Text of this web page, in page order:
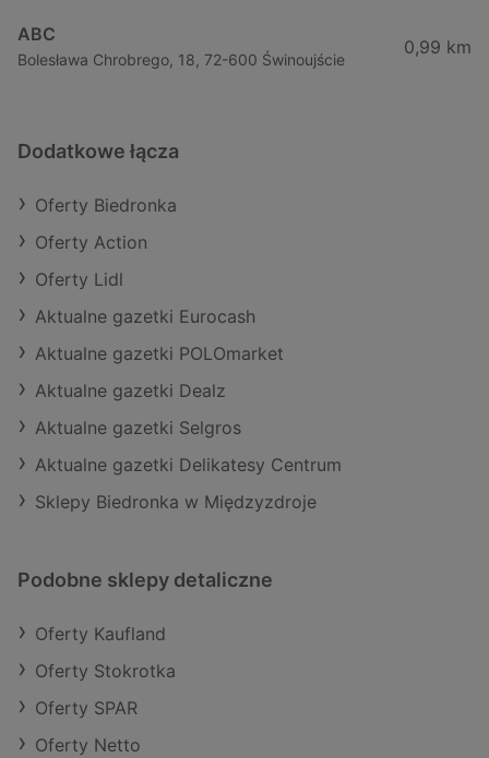
ABC
Bolesława Chrobrego, 18, 72-600 Świnoujście
0,99 km
Dodatkowe łącza
Oferty Biedronka
Oferty Action
Oferty Lidl
Aktualne gazetki Eurocash
Aktualne gazetki POLOmarket
Aktualne gazetki Dealz
Aktualne gazetki Selgros
Aktualne gazetki Delikatesy Centrum
Sklepy Biedronka w Międzyzdroje
Podobne sklepy detaliczne
Oferty Kaufland
Oferty Stokrotka
Oferty SPAR
Oferty Netto